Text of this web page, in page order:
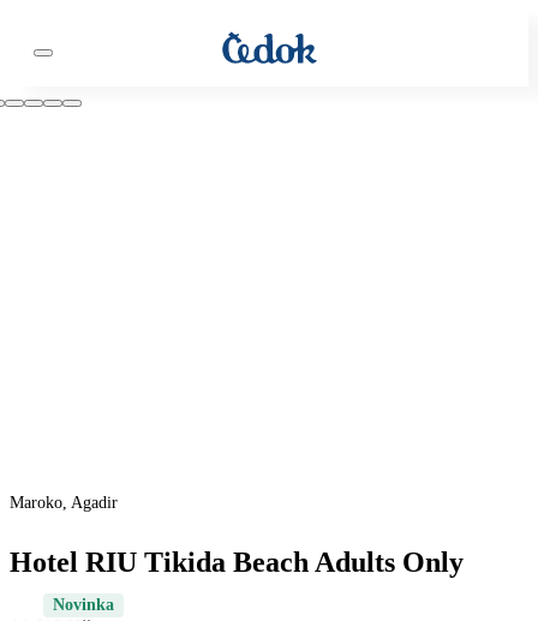
Maroko, Agadir
Hotel RIU Tikida Beach Adults Only
Novinka